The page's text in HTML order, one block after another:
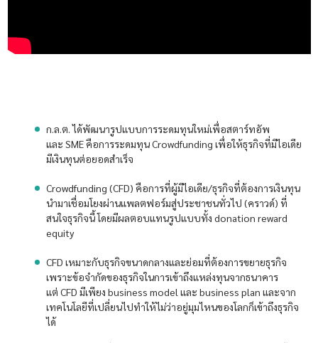
ก.ล.ต. ได้พัฒนารูปแบบการระดมทุนใหม่เพื่อสตาร์ทอัพ
และ SME คือการระดมทุน Crowdfunding เพื่อให้ธุรกิจที่มีไอเดีย
มีเงินทุนต่อยอดสำเร็จ
Crowdfunding (CFD) คือการที่ผู้มีไอเดีย/ธุรกิจที่ต้องการเงินทุน
นำมาเชื่อมโยงผ่านแพลตฟอร์มสู่ประชาชนทั่วไป (คราวด์) ที่
สนใจธุรกิจนี้ โดยมีผลตอบแทนรูปแบบทั้ง donation reward
equity
CFD เหมาะกับธุรกิจขนาดกลางและย่อมที่ต้องการขยายธุรกิจ
เพราะข้อจำกัดของธุรกิจในการเข้าถึงแหล่งทุนจากธนาคาร
แต่ CFD มีเพียง business model และ business plan และจาก
เทคโนโลยีที่เปลี่ยนไปทำให้ไม่ว่าอยู่มุมไหนของโลกก็เข้าถึงธุรกิจ
ได้